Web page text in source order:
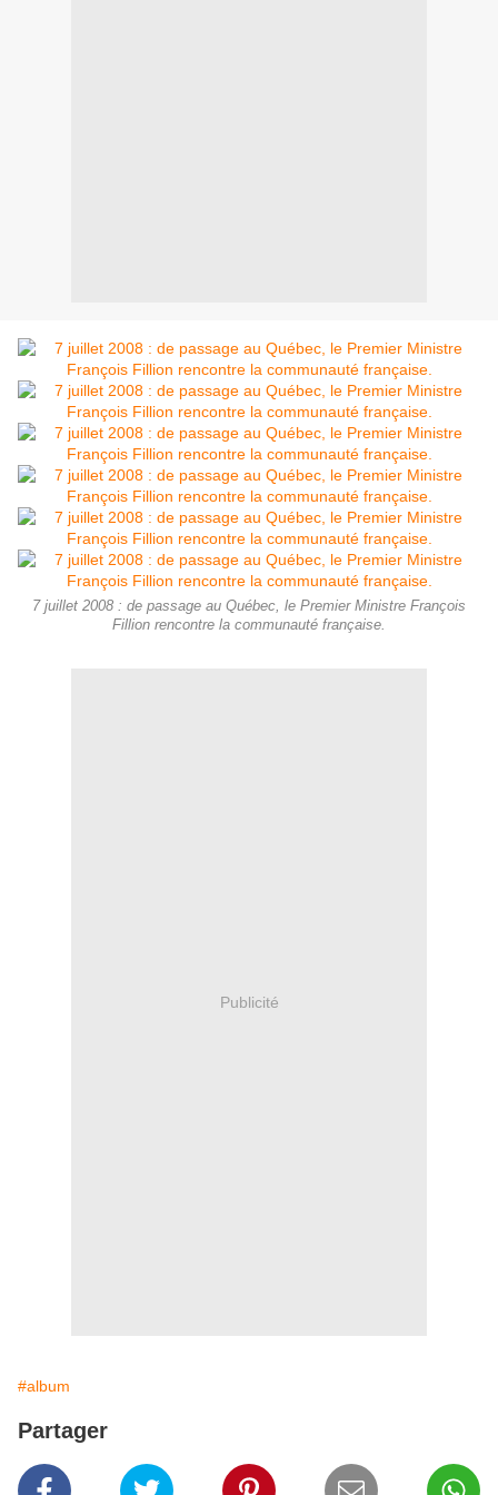
7 juillet 2008 : de passage au Québec, le Premier Ministre François
Fillion rencontre la communauté française.
Publicité
#album
Partager